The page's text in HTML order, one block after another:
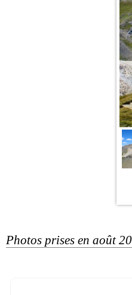
Photos prises en août